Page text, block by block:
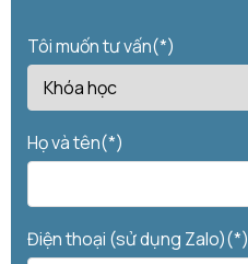
Tôi muốn tư vấn(*)
Họ và tên(*)
Điện thoại (sử dụng Zalo)(*)